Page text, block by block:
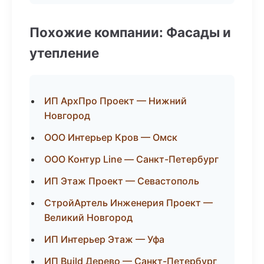
Похожие компании: Фасады и
утепление
ИП АрхПро Проект — Нижний
Новгород
ООО Интерьер Кров — Омск
ООО Контур Line — Санкт-Петербург
ИП Этаж Проект — Севастополь
СтройАртель Инженерия Проект —
Великий Новгород
ИП Интерьер Этаж — Уфа
ИП Build Дерево — Санкт-Петербург